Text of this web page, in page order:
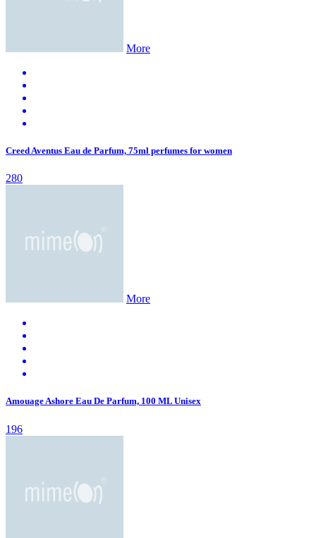
More
Creed Aventus Eau de Parfum, 75ml perfumes for women
280
More
Amouage Ashore Eau De Parfum, 100 ML Unisex
196